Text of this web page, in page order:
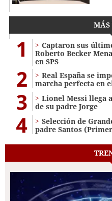
MÁS
1
Captaron sus
Roberto Becker
en SPS
2
Real España se
marcha perfecta en
3
Lionel Messi llega
de su padre Jorge
4
Selección de
padre Santos